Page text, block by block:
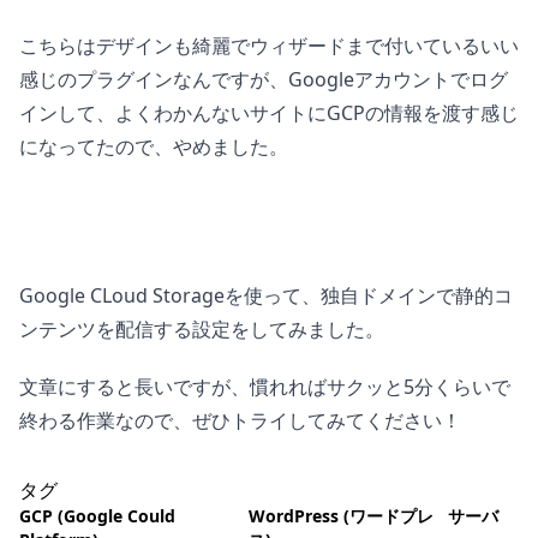
こちらはデザインも綺麗でウィザードまで付いているいい
感じのプラグインなんですが、Googleアカウントでログ
インして、よくわかんないサイトにGCPの情報を渡す感じ
になってたので、やめました。
Google CLoud Storageを使って、独自ドメインで静的コ
ンテンツを配信する設定をしてみました。
文章にすると長いですが、慣れればサクッと5分くらいで
終わる作業なので、ぜひトライしてみてください！
タグ
GCP (Google Could
WordPress (ワードプレ
サーバ